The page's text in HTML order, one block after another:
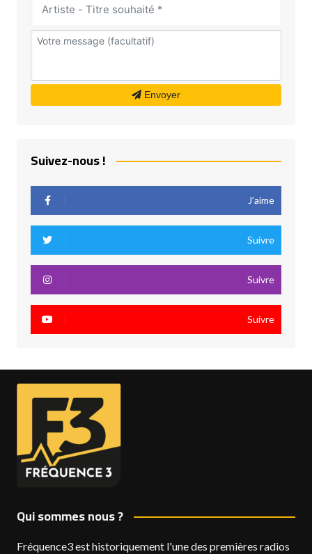
Envoyer
Suivez-nous !
J’aime
Suivre
Suivre
Suivre
Qui sommes nous ?
Fréquence3 est historiquement l'une des premières radios